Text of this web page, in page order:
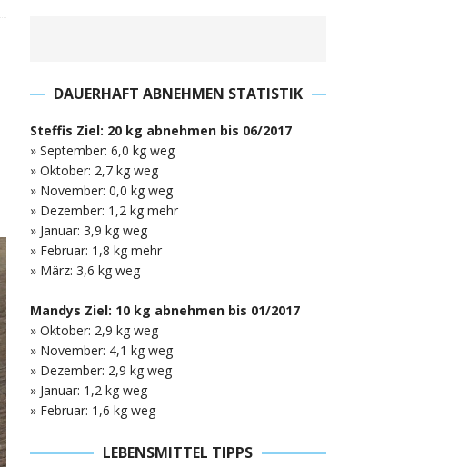
DAUERHAFT ABNEHMEN STATISTIK
Steffis Ziel: 20 kg abnehmen bis 06/2017
» September: 6,0 kg weg
» Oktober: 2,7 kg weg
» November: 0,0 kg weg
» Dezember: 1,2 kg mehr
» Januar: 3,9 kg weg
» Februar: 1,8 kg mehr
» März: 3,6 kg weg
Mandys Ziel: 10 kg abnehmen bis 01/2017
» Oktober: 2,9 kg weg
» November: 4,1 kg weg
» Dezember: 2,9 kg weg
» Januar: 1,2 kg weg
» Februar: 1,6 kg weg
LEBENSMITTEL TIPPS